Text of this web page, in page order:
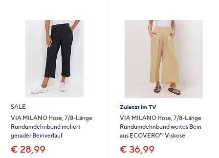
SALE
VIA MILANO Hose, 7/8-Länge
Rundumdehnbund meliert
gerader Beinverlauf
€ 28,99
Zuletzt im TV
VIA MILANO Hose, 7/8-Länge
Rundumdehnbund weites Bein
aus ECOVERO™ Viskose
€ 36,99